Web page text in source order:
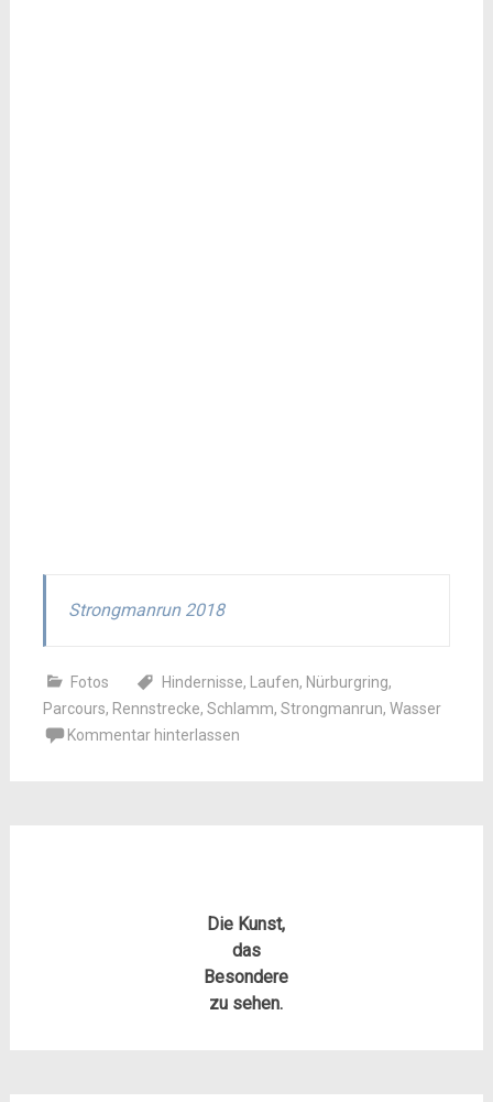
Strongmanrun 2018
Fotos Hindernisse, Laufen, Nürburgring,
Parcours, Rennstrecke, Schlamm, Strongmanrun, Wasser
Kommentar hinterlassen
Die Kunst,
das
Besondere
zu sehen.